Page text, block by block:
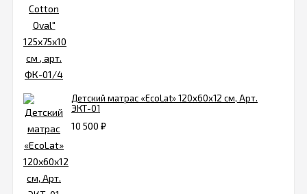
Детский матрас «EcoLat» 120х60х12 см, Арт.
ЭКТ-01
10 500 ₽